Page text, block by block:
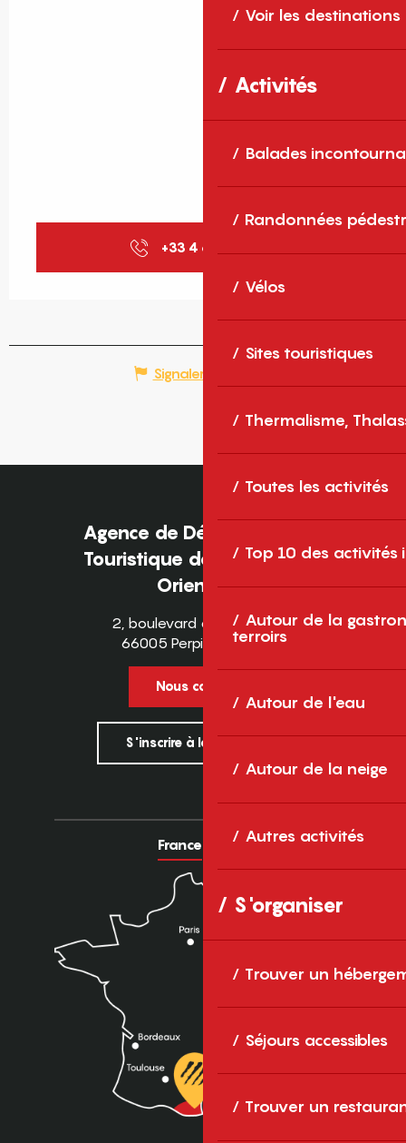
Voir les destinations
Activités
Balades
Randonnées
Vélos
Sites touristiques
Thermalisme,
Toutes les activités
Top 10 des activités
Autour de la
terroirs
Autour de l'eau
Autour de la neige
Autres activités
S'organiser
Trouver un
Séjours accessibles
Trouver un
+33 4 68 30 68
Signaler une erreur
Agence de Développement
Touristique des Pyrénées-
Orientales
2, boulevard des Pyrénées
66005 Perpignan Cedex
Nous contacter
S'inscrire à la newsletter
France Europe